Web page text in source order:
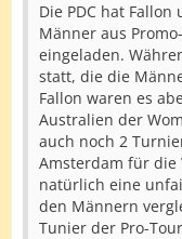
Die PDC hat
Männer aus
eingeladen.
statt, die die
Fallon waren es
Australien der
auch noch 2
Amsterdam für die
natürlich eine
den Männern
Tunier der Pro-